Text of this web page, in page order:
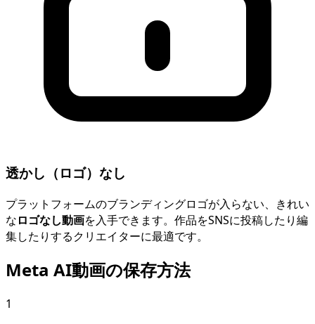
透かし（ロゴ）なし
プラットフォームのブランディングロゴが入らない、きれい
なロゴなし動画を入手できます。作品をSNSに投稿したり編
集したりするクリエイターに最適です。
Meta AI動画の保存方法
1